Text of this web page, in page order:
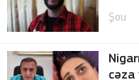
Şou
cəza